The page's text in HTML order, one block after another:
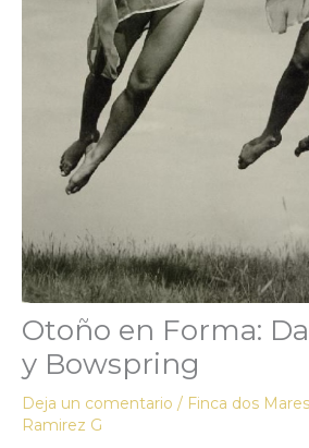
Otoño en Forma:
y Bowspring
Deja un comentario / Finca dos Mares
Ramirez G